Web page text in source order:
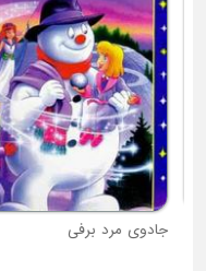
جادوی مرد برفی